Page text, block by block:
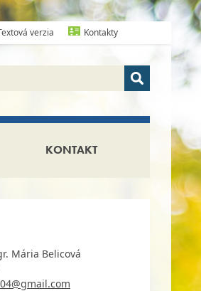
verzia Kontakty
KONTAKT
Mária Belicová